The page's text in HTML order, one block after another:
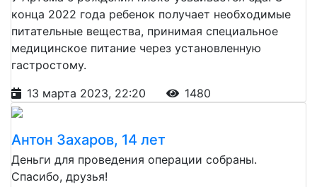
конца 2022 года ребенок получает необходимые
питательные вещества, принимая специальное
медицинское питание через установленную
гастростому.
13 марта 2023, 22:20
1480
Антон Захаров, 14 лет
Деньги для проведения операции собраны.
Спасибо, друзья!